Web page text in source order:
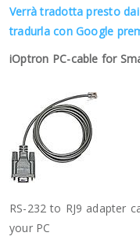
Verrà tradotta presto
tradurla con Google
iOptron PC-cable for
RS-232 to RJ9 adapter
your PC